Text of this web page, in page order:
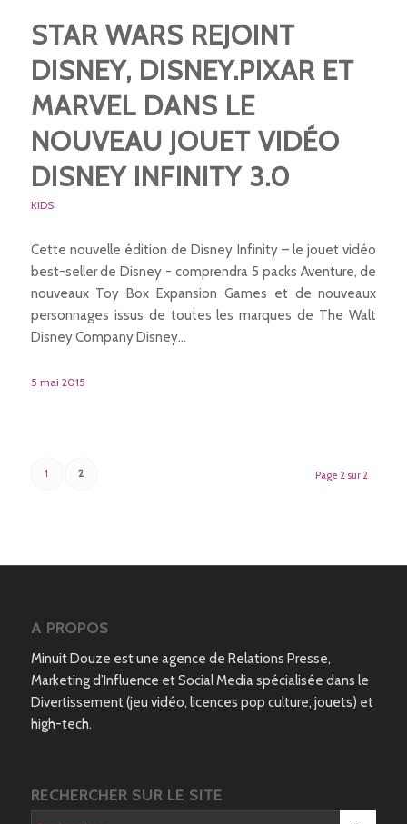
STAR WARS REJOINT
DISNEY, DISNEY.PIXAR ET
MARVEL DANS LE
NOUVEAU JOUET VIDÉO
DISNEY INFINITY 3.0
KIDS
Cette nouvelle édition de Disney Infinity – le jouet vidéo
best-seller de Disney - comprendra 5 packs Aventure, de
nouveaux Toy Box Expansion Games et de nouveaux
personnages issus de toutes les marques de The Walt
Disney Company Disney…
5 mai 2015
Page 2 sur 2
1 2
A PROPOS
Minuit Douze est une agence de Relations Presse,
Marketing d’Influence et Social Media spécialisée dans le
Divertissement (jeu vidéo, licences pop culture, jouets) et
high-tech.
RECHERCHER SUR LE SITE